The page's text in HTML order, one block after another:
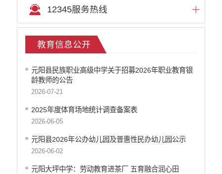
文化机构信息公开
医疗卫生机构信息公开
市场监督管理信息公开
公共资源交易信息公开
应急管理信息公开
国有土地房屋征收补偿信息公开
科技管理和项目经费信息公开
旅游市场秩序和服务质量信息公开
乡村振兴工作信息公开
12345服务热线
教育信息公开
元阳县民族职业高级中学关于招募2026年职业教育银
龄教师的公告
2026-07-21
2025年度体育场地统计调查备案表
2026-06-05
元阳县2026年公办幼儿园及普惠性民办幼儿园公示
2026-06-02
元阳大坪中学：劳动教育进茶厂 五育融合润心田